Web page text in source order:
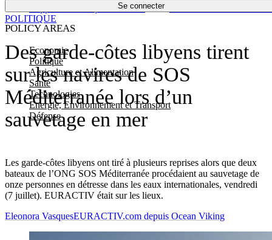
Se connecter
POLICY AREAS
Economie
Politique
Agriculture et Alimentation
Santé
Technologies
Energie, Environnement et Transport
Défense
Économie
Des garde-côtes libyens tirent
sur les navires de SOS
Méditerranée lors d’un
sauvetage en mer
Les garde-côtes libyens ont tiré à plusieurs reprises alors que deux
bateaux de l’ONG SOS Méditerranée procédaient au sauvetage de
onze personnes en détresse dans les eaux internationales, vendredi
(7 juillet). EURACTIV était sur les lieux.
POLITIQUE
Eleonora VasquesEURACTIV.com depuis Ocean Viking